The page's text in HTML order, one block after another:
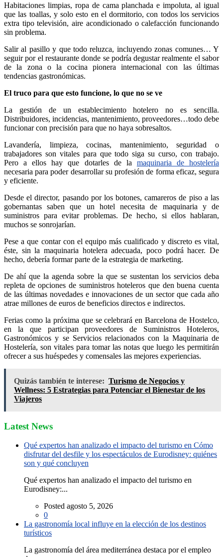
Habitaciones limpias, ropa de cama planchada e impoluta, al igual
que las toallas, y solo esto en el dormitorio, con todos los servicios
extra tipo televisión, aire acondicionado o calefacción funcionando
sin problema.
Salir al pasillo y que todo reluzca, incluyendo zonas comunes… Y
seguir por el restaurante donde se podría degustar realmente el sabor
de la zona o la cocina pionera internacional con las últimas
tendencias gastronómicas.
El truco para que esto funcione, lo que no se ve
La gestión de un establecimiento hotelero no es sencilla.
Distribuidores, incidencias, mantenimiento, proveedores…todo debe
funcionar con precisión para que no haya sobresaltos.
Lavandería, limpieza, cocinas, mantenimiento, seguridad o
trabajadores son vitales para que todo siga su curso, con trabajo.
Pero a ellos hay que dotarles de la maquinaria de hostelería
necesaria para poder desarrollar su profesión de forma eficaz, segura
y eficiente.
Desde el director, pasando por los botones, camareros de piso a las
gobernantas saben que un hotel necesita de maquinaria y de
suministros para evitar problemas. De hecho, si ellos hablaran,
muchos se sonrojarían.
Pese a que contar con el equipo más cualificado y discreto es vital,
éste, sin la maquinaria hotelera adecuada, poco podrá hacer. De
hecho, debería formar parte de la estrategia de marketing.
De ahí que la agenda sobre la que se sustentan los servicios deba
repleta de opciones de suministros hoteleros que den buena cuenta
de las últimas novedades e innovaciones de un sector que cada año
atrae millones de euros de beneficios directos e indirectos.
Ferias como la próxima que se celebrará en Barcelona de Hostelco,
en la que participan proveedores de Suministros Hoteleros,
Gastronómicos y se Servicios relacionados con la Maquinaria de
Hostelería, son vitales para tomar las notas que luego les permitirán
ofrecer a sus huéspedes y comensales las mejores experiencias.
Quizás también te interese: Turismo de Negocios y
Wellness: 5 Estrategias para Potenciar el Bienestar de los
Viajeros
Latest News
Qué expertos han analizado el impacto del turismo en Cómo
disfrutar del desfile y los espectáculos de Eurodisney: quiénes
son y qué concluyen
Qué expertos han analizado el impacto del turismo en
Eurodisney:...
Posted agosto 5, 2026
0
La gastronomía local influye en la elección de los destinos
turísticos
La gastronomía del área mediterránea destaca por el empleo